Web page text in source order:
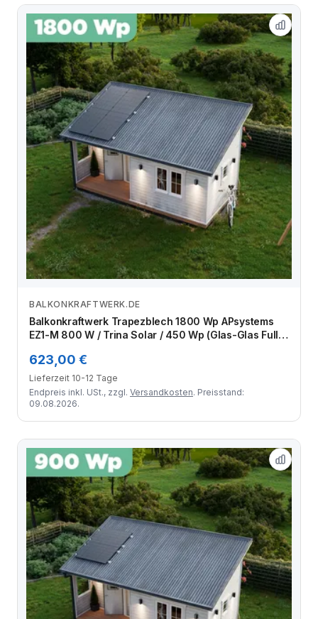
Zum Angebot
BALKONKRAFTWERK.DE
Balkonkraftwerk Trapezblech 1800 Wp APsystems
EZ1-M 800 W / Trina Solar / 450 Wp (Glas-Glas Full
4 Module
623,00 €
Lieferzeit 10-12 Tage
Endpreis inkl. USt., zzgl. Versandkosten. Preisstand:
09.08.2026.